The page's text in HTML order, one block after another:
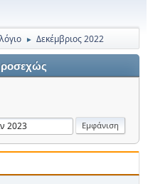
► Δεκέμβριος 2022